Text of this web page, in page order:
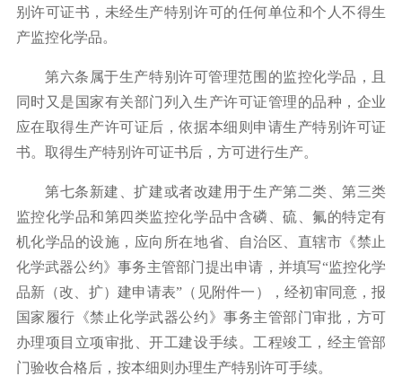
别许可证书，未经生产特别许可的任何单位和个人不得生
产监控化学品。
第六条属于生产特别许可管理范围的监控化学品，且
同时又是国家有关部门列入生产许可证管理的品种，企业
应在取得生产许可证后，依据本细则申请生产特别许可证
书。取得生产特别许可证书后，方可进行生产。
第七条新建、扩建或者改建用于生产第二类、第三类
监控化学品和第四类监控化学品中含磷、硫、氟的特定有
机化学品的设施，应向所在地省、自治区、直辖市《禁止
化学武器公约》事务主管部门提出申请，并填写“监控化学
品新（改、扩）建申请表” （见附件一），经初审同意，报
国家履行《禁止化学武器公约》事务主管部门审批，方可
办理项目立项审批、开工建设手续。工程竣工，经主管部
门验收合格后，按本细则办理生产特别许可手续。